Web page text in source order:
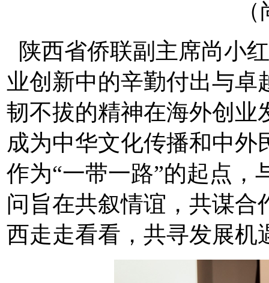
陕西省侨联副主席尚小
业创新中的辛勤付出与卓
韧不拔的精神在海外创业
成为中华文化传播和中
作为“一带一路”的起点，
问旨在共叙情谊，共谋合
西走走看看，共寻发展机